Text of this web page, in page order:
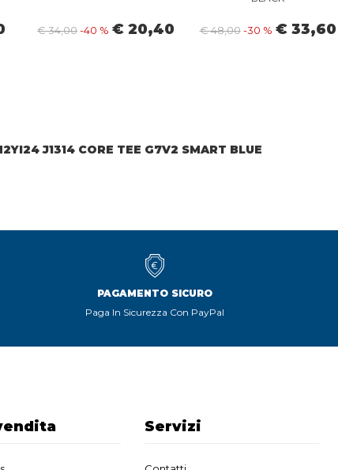
€ 34,00-40 % € 20,40 € 48,00-30 % € 33,60
J1314 CORE TEE G7V2 SMART BLUE
PAGAMENTO SICURO
Paga In Sicurezza Con PayPal
Servizi